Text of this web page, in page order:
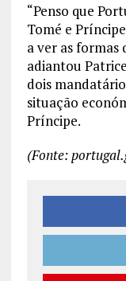
“Penso que
Tomé e
a ver as formas
adiantou
dois
situação
Príncipe.
(Fonte: